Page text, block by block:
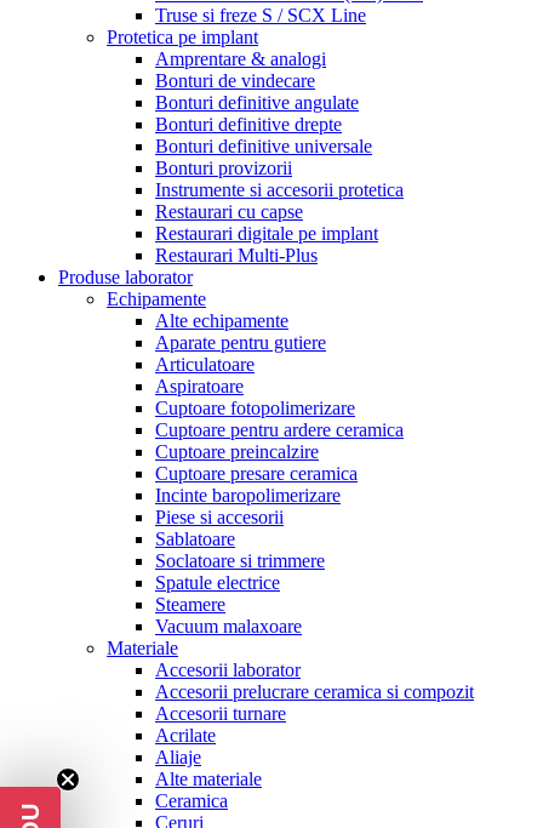
Truse si freze S / SCX Line
Protetica pe implant
Amprentare & analogi
Bonturi de vindecare
Bonturi definitive angulate
Bonturi definitive drepte
Bonturi definitive universale
Bonturi provizorii
Instrumente si accesorii protetica
Restaurari cu capse
Restaurari digitale pe implant
Restaurari Multi-Plus
Produse laborator
Echipamente
Alte echipamente
Aparate pentru gutiere
Articulatoare
Aspiratoare
Cuptoare fotopolimerizare
Cuptoare pentru ardere ceramica
Cuptoare preincalzire
Cuptoare presare ceramica
Incinte baropolimerizare
Piese si accesorii
Sablatoare
Soclatoare si trimmere
Spatule electrice
Steamere
Vacuum malaxoare
Materiale
Accesorii laborator
Accesorii prelucrare ceramica si compozit
Accesorii turnare
Acrilate
Aliaje
Alte materiale
Ceramica
Ceruri